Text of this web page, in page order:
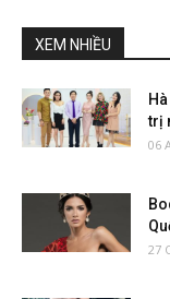
XEM NHIỀU
trị
06
27